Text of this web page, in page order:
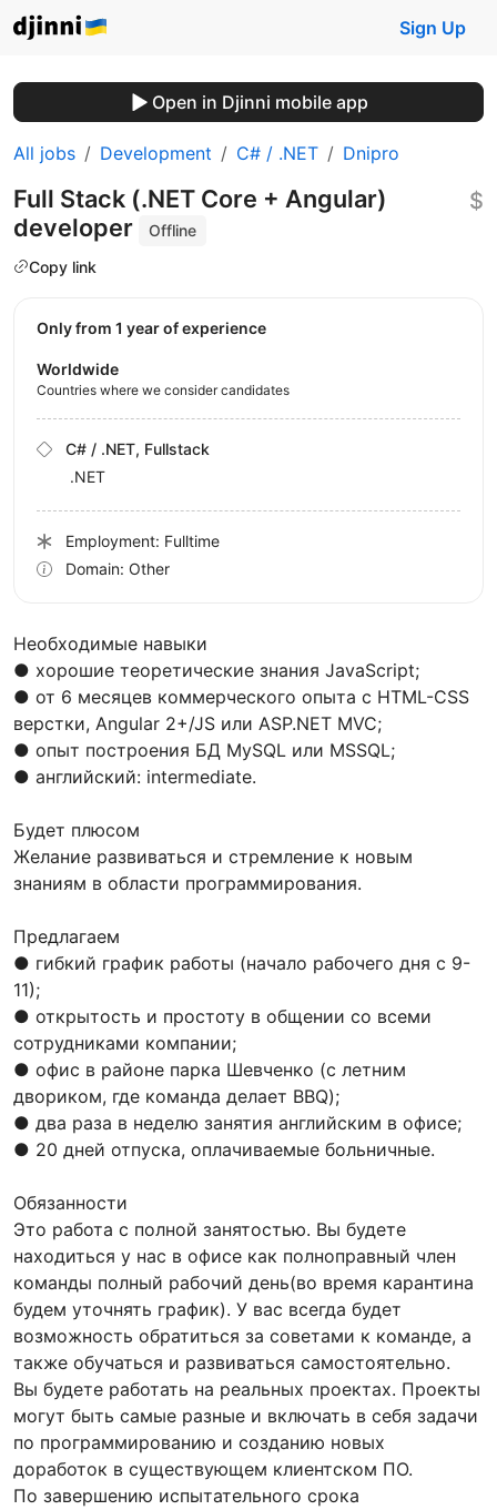
Sign Up
Open in Djinni mobile app
All jobs Development C# / .NET Dnipro
Full Stack (.NET Core + Angular)
developer
Offline
Copy link
$
Необходимые навыки
● хорошие теоретические знания JavaScript;
● от 6 месяцев коммерческого опыта с HTML-CSS
верстки, Angular 2+/JS или ASP.NET MVC;
● опыт построения БД MySQL или MSSQL;
● английский: intermediate.
Будет плюсом
Желание развиваться и стремление к новым
знаниям в области программирования.
Предлагаем
● гибкий график работы (начало рабочего дня с 9-
11);
● открытость и простоту в общении со всеми
сотрудниками компании;
● офис в районе парка Шевченко (с летним
двориком, где команда делает BBQ);
● два раза в неделю занятия английским в офисе;
● 20 дней отпуска, оплачиваемые больничные.
Обязанности
Это работа с полной занятостью. Вы будете
находиться у нас в офисе как полноправный член
команды полный рабочий день(во время карантина
будем уточнять график). У вас всегда будет
возможность обратиться за советами к команде, а
также обучаться и развиваться самостоятельно.
Вы будете работать на реальных проектах. Проекты
могут быть самые разные и включать в себя задачи
по программированию и созданию новых
доработок в существующем клиентском ПО.
По завершению испытательного срока
Only from 1 year of experience
Worldwide
Countries where we consider candidates
C# / .NET, Fullstack
.NET
Employment: Fulltime
Domain: Other